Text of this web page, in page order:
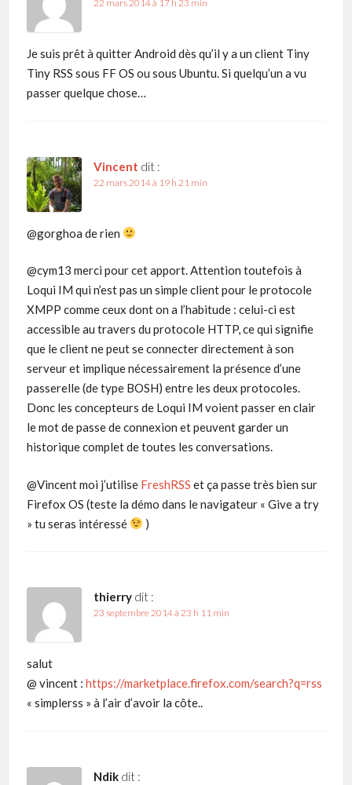
22 mars 2014 à 17 h 23 min
Je suis prêt à quitter Android dès qu’il y a un client Tiny
Tiny RSS sous FF OS ou sous Ubuntu. Si quelqu’un a vu
passer quelque chose…
Vincent dit :
22 mars 2014 à 19 h 21 min
@gorghoa de rien
@cym13 merci pour cet apport. Attention toutefois à
Loqui IM qui n’est pas un simple client pour le protocole
XMPP comme ceux dont on a l’habitude : celui-ci est
accessible au travers du protocole HTTP, ce qui signifie
que le client ne peut se connecter directement à son
serveur et implique nécessairement la présence d’une
passerelle (de type BOSH) entre les deux protocoles.
Donc les concepteurs de Loqui IM voient passer en clair
le mot de passe de connexion et peuvent garder un
historique complet de toutes les conversations.
@Vincent moi j’utilise FreshRSS et ça passe très bien sur
Firefox OS (teste la démo dans le navigateur « Give a try
» tu seras intéressé
)
thierry dit :
23 septembre 2014 à 23 h 11 min
salut
@ vincent : https://marketplace.firefox.com/search?q=rss
« simplerss » à l’air d’avoir la côte..
Ndik dit :